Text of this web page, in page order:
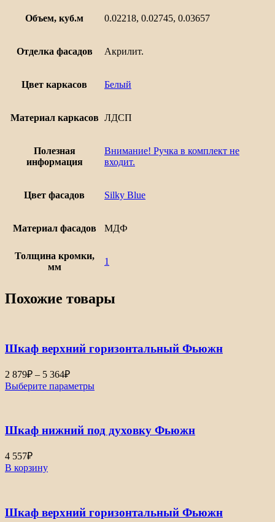
Объем, куб.м 0.02218, 0.02745, 0.03657
Отделка фасадов Акрилит.
Цвет каркасов Белый
Материал каркасов ЛДСП
Полезная
информация
Внимание! Ручка в комплект не
входит.
Цвет фасадов Silky Blue
Материал фасадов МДФ
Толщина кромки,
мм
1
Похожие товары
Шкаф верхний горизонтальный Фьюжн
2 879₽ – 5 364₽Диапазон
цен:
2
5
Выберите параметры
Шкаф нижний под духовку Фьюжн
4 557₽
В корзину
Шкаф верхний горизонтальный Фьюжн